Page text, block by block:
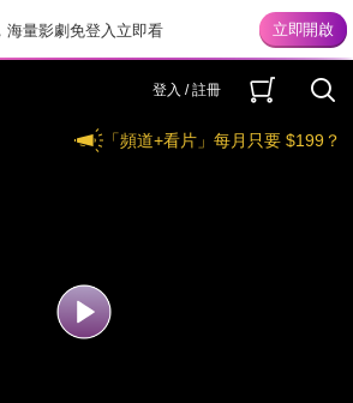
海量影劇免登入立即看
登入 / 註冊
「頻道+看片」每月只要 $199？